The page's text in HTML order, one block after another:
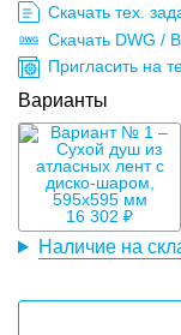
Скачать тех.
Скачать DWG /
Пригласить на
Варианты
16 302 ₽
Наличие на